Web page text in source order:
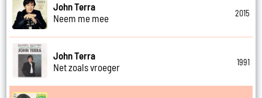
John Terra
Neem me mee
2015
John Terra
Net zoals vroeger
1991